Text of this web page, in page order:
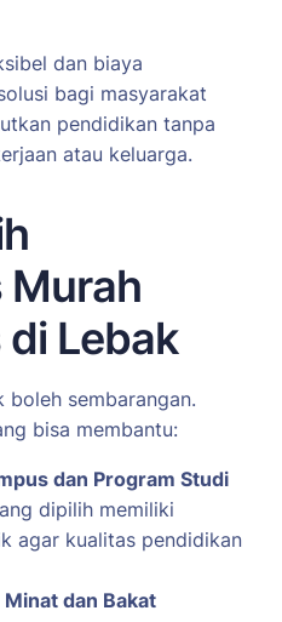
dan biaya
bagi masyarakat
pendidikan tanpa
atau keluarga.
Murah
Lebak
boleh sembarangan.
bisa membantu:
dan Program Studi
dipilih memiliki
agar kualitas pendidikan
dan Bakat